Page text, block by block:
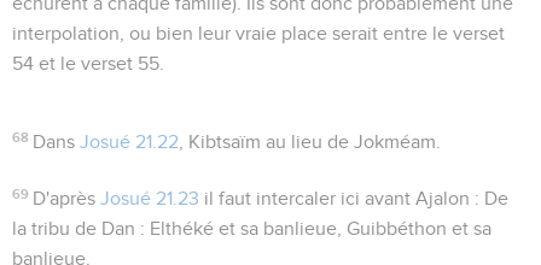
interpolation, ou bien leur vraie place serait entre le verset
54 et le verset 55.
68 DansJosué 21.22 , Kibtsaïm au lieu de Jokméam.
69 D'aprèsJosué 21.23 il faut intercaler ici avant Ajalon : De
la tribu de Dan : Elthéké et sa banlieue, Guibbéthon et sa
banlieue